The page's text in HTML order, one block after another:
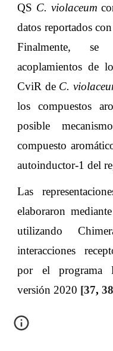
QS C. violaceum
datos reportados
Finalmente, se
acoplamientos de
CviR de C.
los compuestos
posible
compuesto
autoinductor-1 del
Las
elaboraron
utilizando
interacciones
por el programa
versión 2020 [37,